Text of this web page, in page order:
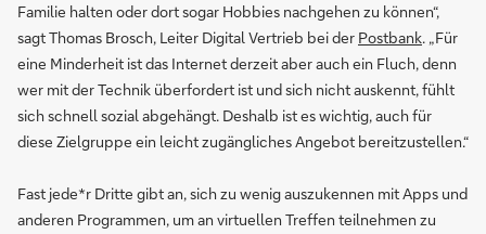
Familie halten oder dort sogar Hobbies nachgehen zu können“,
sagt Thomas Brosch, Leiter Digital Vertrieb bei der Postbank. „Für
eine Minderheit ist das Internet derzeit aber auch ein Fluch, denn
wer mit der Technik überfordert ist und sich nicht auskennt, fühlt
sich schnell sozial abgehängt. Deshalb ist es wichtig, auch für
diese Zielgruppe ein leicht zugängliches Angebot bereitzustellen.“
Fast jede*r Dritte gibt an, sich zu wenig auszukennen mit Apps und
anderen Programmen, um an virtuellen Treffen teilnehmen zu